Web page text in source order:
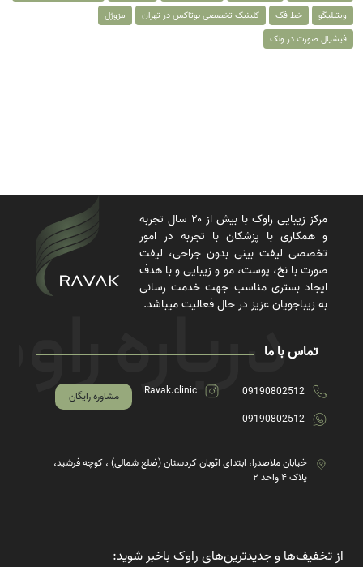
ویتیلیگو
خط فک کلینیک تخصصی بوتاکس در تهران
مزوژل
فیشیال صورت در ونک
مرکز زیبایی راوک با بیش از ۲۰ سال تجربه
و همکاری با پزشکان با تجربه در امور
تخصصی لیفت بینی بدون جراحی، لیفت
صورت با نخ، پوست، مو و زیبایی و با هدف
ایجاد بستری مناسب جهت خدمت رسانی
به زیباجویان عزیز در حال فعالیت میباشد.
تماس با ما
09190802512
09190802512
Ravak.clinic مشاوره رایگان
خیابان ملاصدرا، ابتدای اتوبان کردستان (ضلع شمالی) ، کوچه فرشید،
پلاک ۴ واحد ۲
از تخفیف‌ها و جدیدترین‌های راوک باخبر شوید: